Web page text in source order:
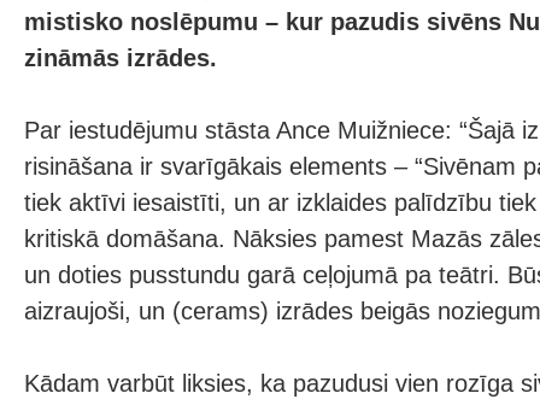
mistisko noslēpumu – kur pazudis sivēns
zināmās izrādes.
Par iestudējumu stāsta Ance Muižniece: “Šajā
risināšana ir svarīgākais elements – “Sivēnam
tiek aktīvi iesaistīti, un ar izklaides palīdzību
kritiskā domāšana. Nāksies pamest Mazās
un doties pusstundu garā ceļojumā pa teātri.
aizraujoši, un (cerams) izrādes beigās
Kādam varbūt liksies, ka pazudusi vien rozīga